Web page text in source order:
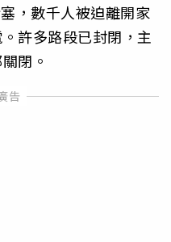
，數千人被迫離開家
許多路段已封閉，主
閉。